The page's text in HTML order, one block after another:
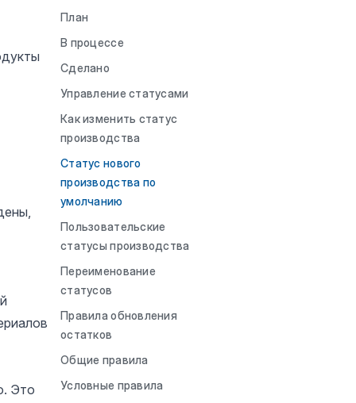
Это
План
В процессе
Сделано
Управление статусами
Как изменить статус
производства
Статус нового
производства по
умолчанию
Пользовательские
статусы производства
Переименование
статусов
Правила обновления
остатков
Общие правила
Условные правила